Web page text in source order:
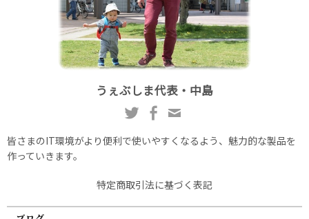
うぇぶしま代表・中島
皆さまのIT環境がより便利で使いやすくなるよう、魅力的な製品を
作っていきます。
特定商取引法に基づく表記